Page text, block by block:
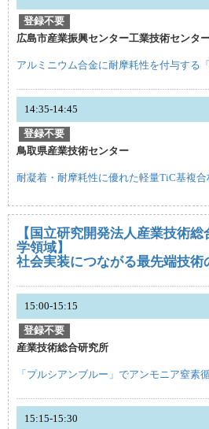
登録不要
広島市産業振興センター工業技術センタ
アルミニウム合金に耐摩耗性を付与する
14:35-14:45
登録不要
鳥取県産業技術センター
耐凝着・耐摩耗性に優れた軽量TiC基複
【国立研究開発法人産業技術
学領域】
社会実装につながる最先端技術
15:00-15:15
登録不要
産業技術総合研究所
「プルシアンブルー」でアンモニア窒素
15:15-15:30